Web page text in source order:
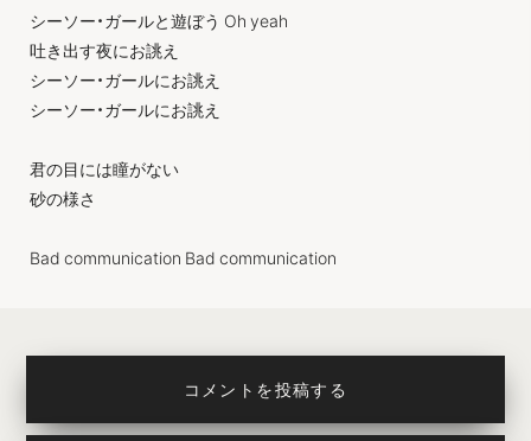
シーソー・ガールと遊ぼう Oh yeah
吐き出す夜にお誂え
シーソー・ガールにお誂え
シーソー・ガールにお誂え
君の目には瞳がない
砂の様さ
Bad communication Bad communication
コメントを投稿する